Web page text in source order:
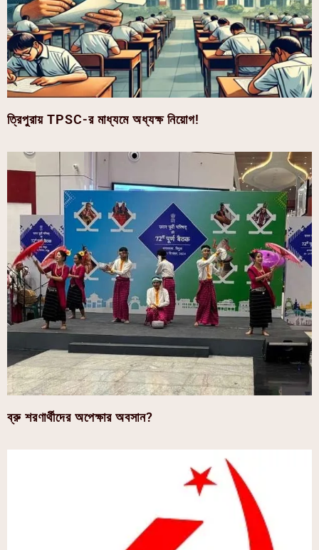
ত্রিপুরায় TPSC-র মাধ্যমে অধ্যক্ষ নিয়োগ!
ব্রু শরণার্থীদের অপেক্ষার অবসান?